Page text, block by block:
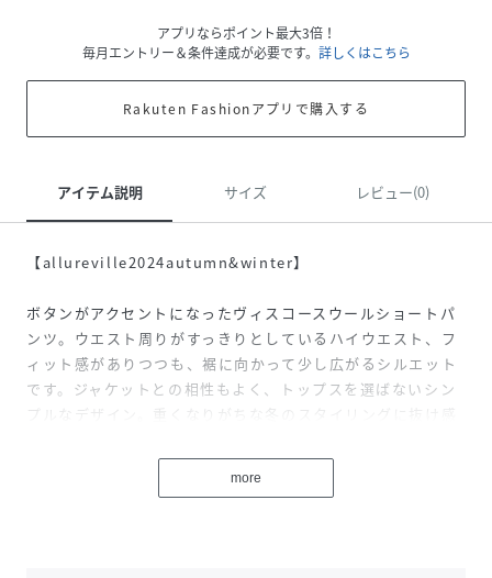
アプリならポイント最大3倍！
毎月エントリー＆条件達成が必要です。 詳しくはこちら
Rakuten Fashionアプリで購入する
アイテム説明 サイズ レビュー(0)
【allureville2024autumn&winter】
ボタンがアクセントになったヴィスコースウールショートパ
ンツ。ウエスト周りがすっきりとしているハイウエスト、フ
ィット感がありつつも、裾に向かって少し広がるシルエット
です。ジャケットとの相性もよく、トップスを選ばないシン
プルなデザイン。重くなりがちな冬のスタイリングに抜け感
more